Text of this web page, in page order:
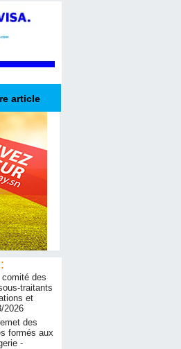
article
comité des
traitants
et
2026
des
formés aux
-